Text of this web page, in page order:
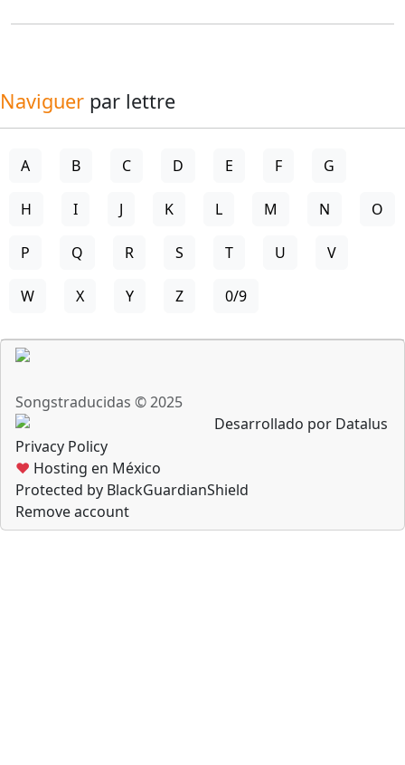
Naviguer par lettre
A B C D E F G
H I J K L M N O
P Q R S T U V
W X Y Z 0/9
Songstraducidas © 2025
Desarrollado por Datalus
Privacy Policy
♥ Hosting en México
Protected by BlackGuardianShield
Remove account